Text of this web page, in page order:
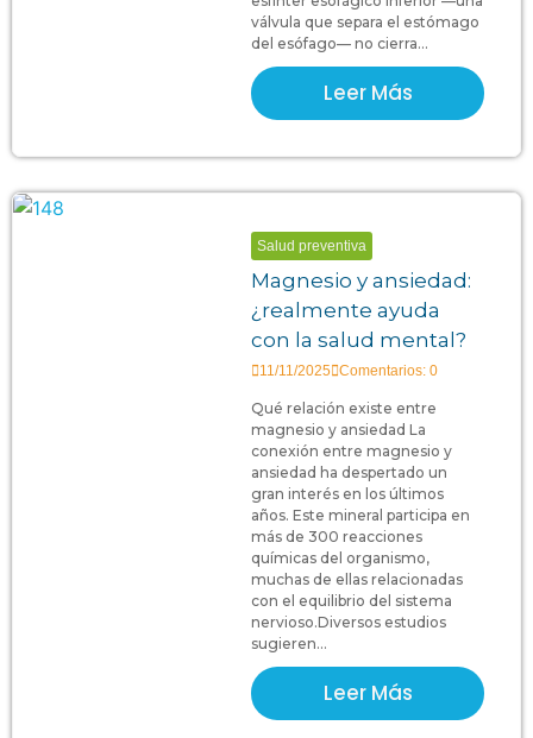
válvula que separa el estómago
del esófago— no cierra...
Leer Más
Salud preventiva
Magnesio y ansiedad:
¿realmente ayuda
con la salud mental?
11/11/2025 Comentarios: 0
Qué relación existe entre
magnesio y ansiedad La
conexión entre magnesio y
ansiedad ha despertado un
gran interés en los últimos
años. Este mineral participa en
más de 300 reacciones
químicas del organismo,
muchas de ellas relacionadas
con el equilibrio del sistema
nervioso.Diversos estudios
sugieren...
Leer Más